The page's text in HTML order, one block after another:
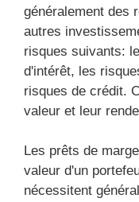
généralement des
autres
risques suivants:
d'intérêt, les
risques de crédit.
valeur et leur
Les prêts de
valeur d'un
nécessitent